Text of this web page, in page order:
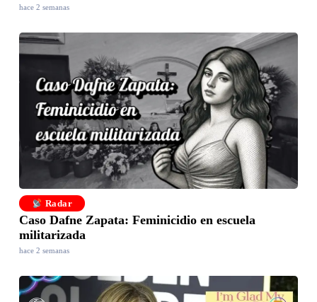
hace 2 semanas
Radar
Caso Dafne Zapata: Feminicidio en escuela
militarizada
hace 2 semanas